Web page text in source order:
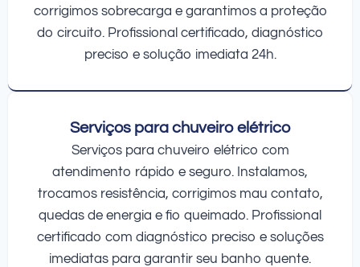
corrigimos sobrecarga e garantimos a proteção
do circuito. Profissional certificado, diagnóstico
preciso e solução imediata 24h.
Serviços para chuveiro elétrico
Serviços para chuveiro elétrico com
atendimento rápido e seguro. Instalamos,
trocamos resistência, corrigimos mau contato,
quedas de energia e fio queimado. Profissional
certificado com diagnóstico preciso e soluções
imediatas para garantir seu banho quente.